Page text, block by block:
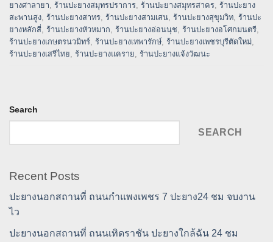
ยางศาลายา, ร้านปะยางสมุทรปราการ, ร้านปะยางสมุทรสาคร, ร้านปะยาง
สะพานสูง, ร้านปะยางสาทร, ร้านปะยางสามเสน, ร้านปะยางสุขุมวิท, ร้านปะ
ยางหลักสี่, ร้านปะยางหัวหมาก, ร้านปะยางอ่อนนุช, ร้านปะยางอโศกมนตรี,
ร้านปะยางเกษตรนวมิทร์, ร้านปะยางเทพารักษ์, ร้านปะยางเพชรบุรีตัดใหม่,
ร้านปะยางเสรีไทย, ร้านปะยางแคราย, ร้านปะยางแจ้งวัฒนะ
Search
SEARCH
Recent Posts
ปะยางนอกสถานที่ ถนนกำแพงเพชร 7 ปะยาง24 ชม จบงาน
ไว
ปะยางนอกสถานที่ ถนนเทิดราชัน ปะยางใกล้ฉัน 24 ชม